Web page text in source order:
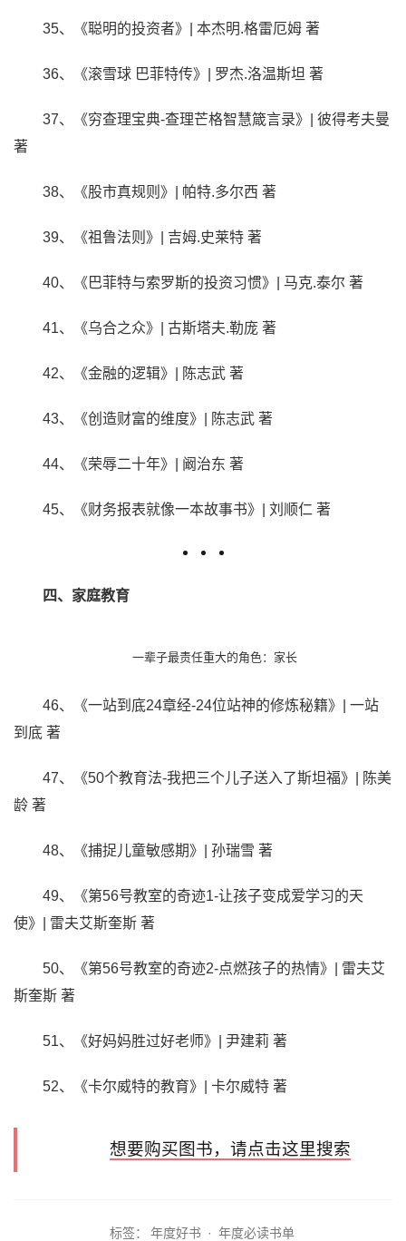
35、《聪明的投资者》| 本杰明.格雷厄姆 著
36、《滚雪球 巴菲特传》| 罗杰.洛温斯坦 著
37、《穷查理宝典-查理芒格智慧箴言录》| 彼得考夫曼
著
38、《股市真规则》| 帕特.多尔西 著
39、《祖鲁法则》| 吉姆.史莱特 著
40、《巴菲特与索罗斯的投资习惯》| 马克.泰尔 著
41、《乌合之众》| 古斯塔夫.勒庞 著
42、《金融的逻辑》| 陈志武 著
43、《创造财富的维度》| 陈志武 著
44、《荣辱二十年》| 阚治东 著
45、《财务报表就像一本故事书》| 刘顺仁 著
四、家庭教育
一辈子最责任重大的角色：家长
46、《一站到底24章经-24位站神的修炼秘籍》| 一站
到底 著
47、《50个教育法-我把三个儿子送入了斯坦福》| 陈美
龄 著
48、《捕捉儿童敏感期》| 孙瑞雪 著
49、《第56号教室的奇迹1-让孩子变成爱学习的天
使》| 雷夫艾斯奎斯 著
50、《第56号教室的奇迹2-点燃孩子的热情》| 雷夫艾
斯奎斯 著
51、《好妈妈胜过好老师》| 尹建莉 著
52、《卡尔威特的教育》| 卡尔威特 著
想要购买图书，请点击这里搜索
标签： 年度好书 · 年度必读书单